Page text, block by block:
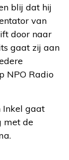
blij dat hij
van
door naar
gaat zij aan
NPO Radio
Inkel gaat
met de